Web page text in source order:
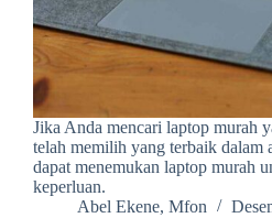
Jika Anda mencari laptop murah
telah memilih yang terbaik dalam
dapat menemukan laptop murah
keperluan.
Abel Ekene, Mfon